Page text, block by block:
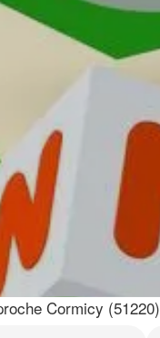
Cormicy (51220)